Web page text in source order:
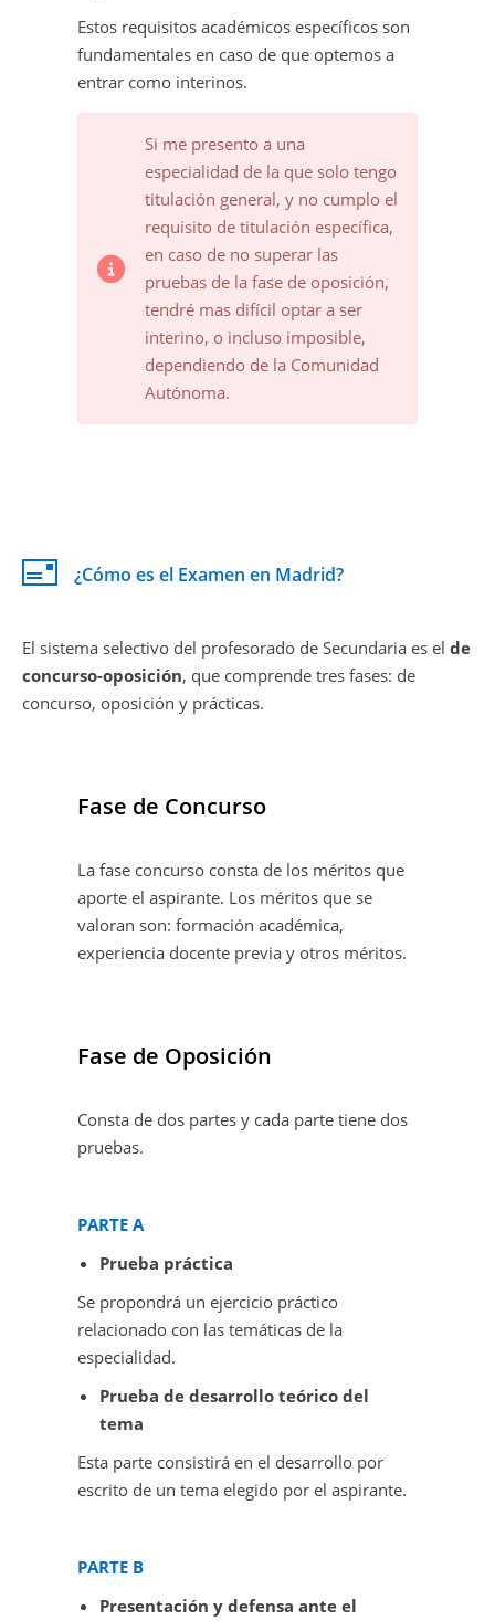
Estos requisitos académicos específicos son
fundamentales en caso de que optemos a
entrar como interinos.
Si me presento a una
especialidad de la que solo tengo
titulación general, y no cumplo el
requisito de titulación específica,
en caso de no superar las
pruebas de la fase de oposición,
tendré mas difícil optar a ser
interino, o incluso imposible,
dependiendo de la Comunidad
Autónoma.
¿Cómo es el Examen en Madrid?
El sistema selectivo del profesorado de Secundaria es el de
concurso-oposición, que comprende tres fases: de
concurso, oposición y prácticas.
Fase de Concurso
La fase concurso consta de los méritos que
aporte el aspirante. Los méritos que se
valoran son: formación académica,
experiencia docente previa y otros méritos.
Fase de Oposición
Consta de dos partes y cada parte tiene dos
pruebas.
PARTE A
Prueba práctica
Se propondrá un ejercicio práctico
relacionado con las temáticas de la
especialidad.
Prueba de desarrollo teórico del
tema
Esta parte consistirá en el desarrollo por
escrito de un tema elegido por el aspirante.
PARTE B
Presentación y defensa ante el